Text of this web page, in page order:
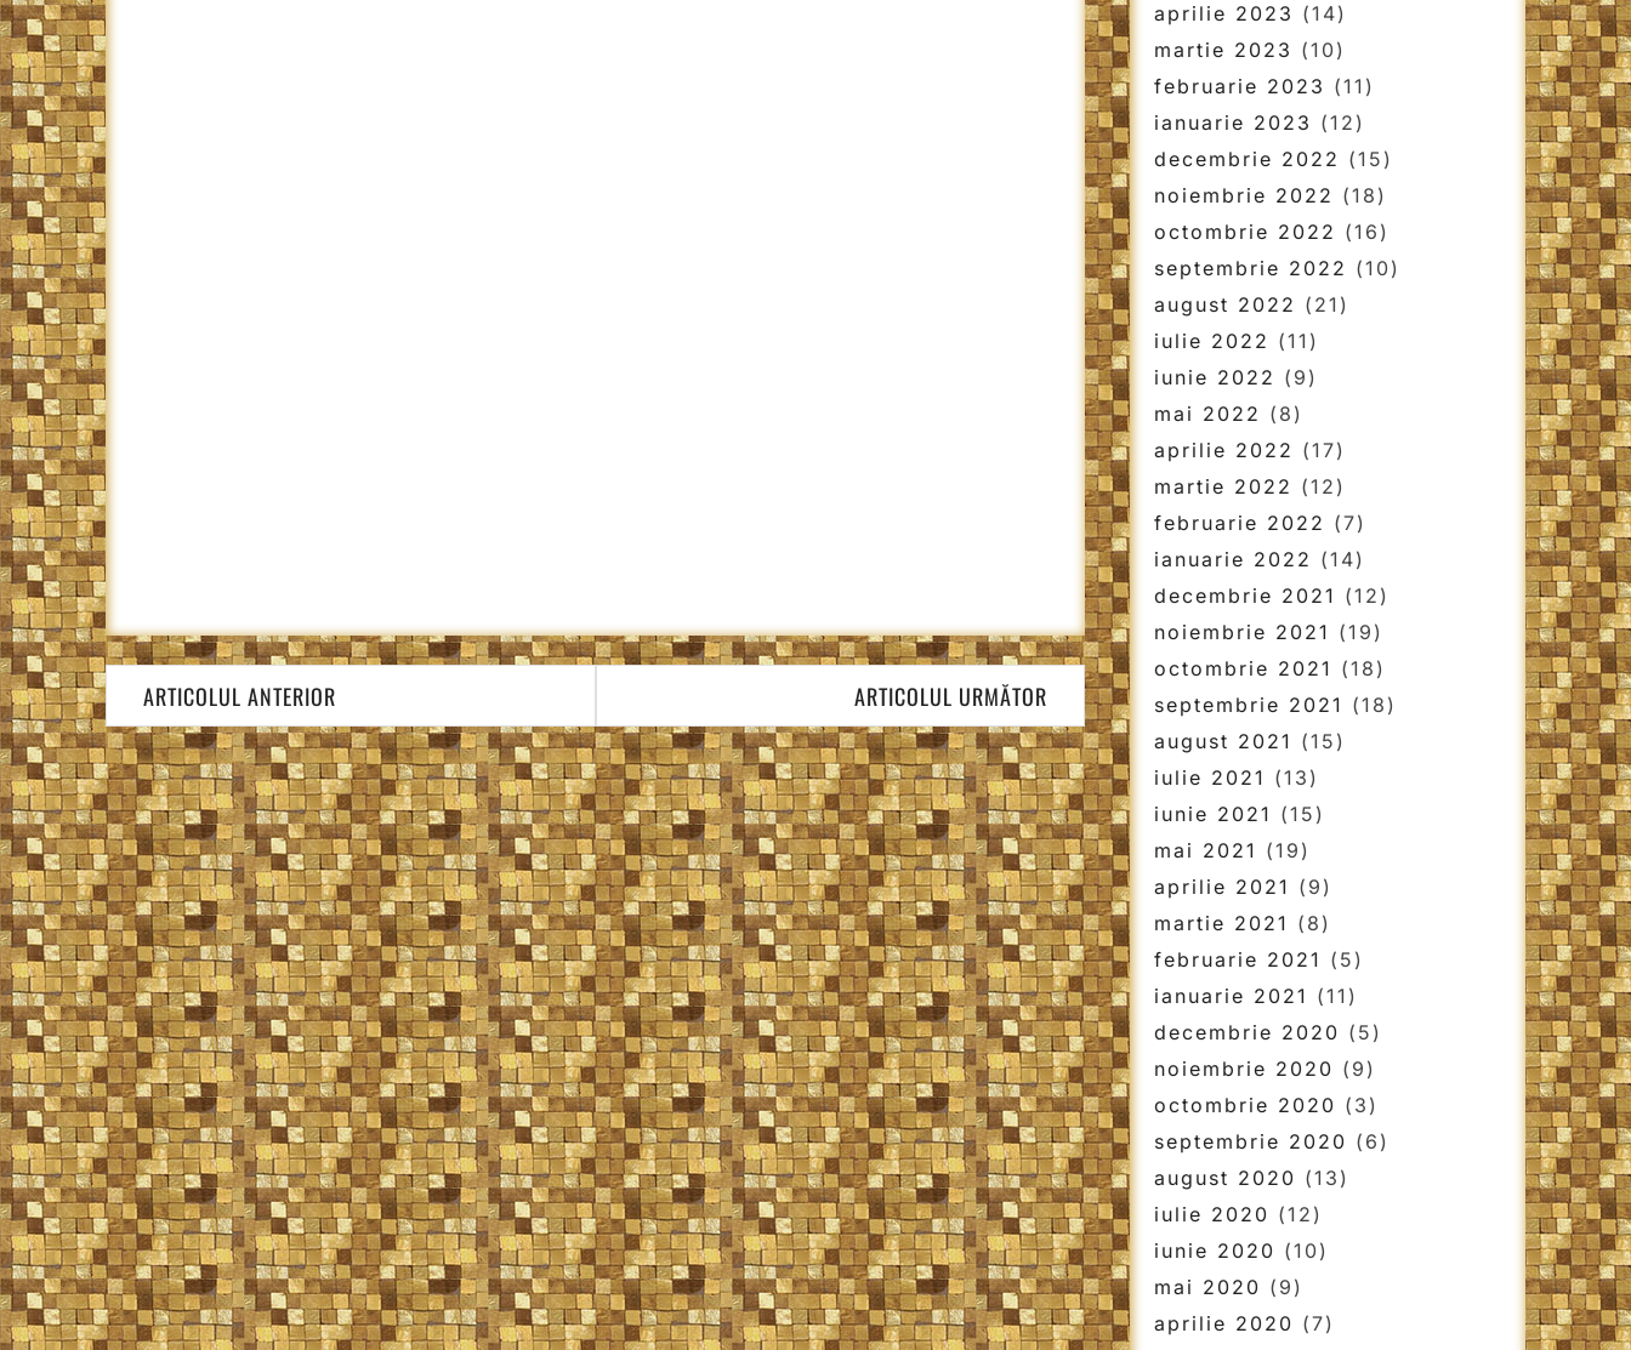
Navigare
în
articole
ARTICOLUL ANTERIOR ARTICOLUL URMĂTOR
aprilie 2023 (14)
martie 2023 (10)
februarie 2023 (11)
ianuarie 2023 (12)
decembrie 2022 (15)
noiembrie 2022 (18)
octombrie 2022 (16)
septembrie 2022 (10)
august 2022 (21)
iulie 2022 (11)
iunie 2022 (9)
mai 2022 (8)
aprilie 2022 (17)
martie 2022 (12)
februarie 2022 (7)
ianuarie 2022 (14)
decembrie 2021 (12)
noiembrie 2021 (19)
octombrie 2021 (18)
septembrie 2021 (18)
august 2021 (15)
iulie 2021 (13)
iunie 2021 (15)
mai 2021 (19)
aprilie 2021 (9)
martie 2021 (8)
februarie 2021 (5)
ianuarie 2021 (11)
decembrie 2020 (5)
noiembrie 2020 (9)
octombrie 2020 (3)
septembrie 2020 (6)
august 2020 (13)
iulie 2020 (12)
iunie 2020 (10)
mai 2020 (9)
aprilie 2020 (7)